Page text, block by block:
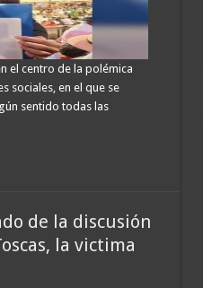
el centro de la polémica
sociales, en el que se
sentido todas las
de la discusión
la victima